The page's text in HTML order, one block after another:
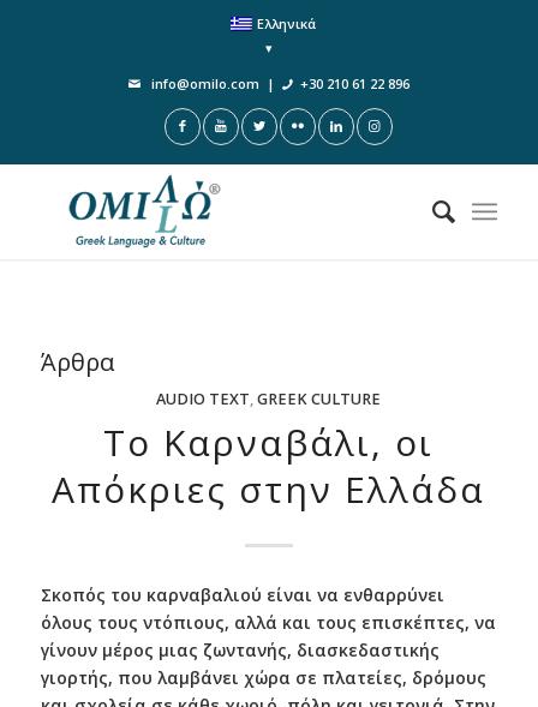
Ελληνικά
info@omilo.com | +30 210 61 22 896
Άρθρα
AUDIO TEXT,GREEK CULTURE
Το Καρναβάλι, οι
Απόκριες στην Ελλάδα
Σκοπός του καρναβαλιού είναι να ενθαρρύνει
όλους τους ντόπιους, αλλά και τους επισκέπτες, να
γίνουν μέρος μιας ζωντανής, διασκεδαστικής
γιορτής, που λαμβάνει χώρα σε πλατείες, δρόμους